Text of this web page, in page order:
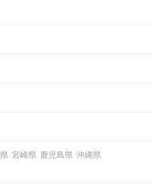
宮崎県 鹿児島県 沖縄県